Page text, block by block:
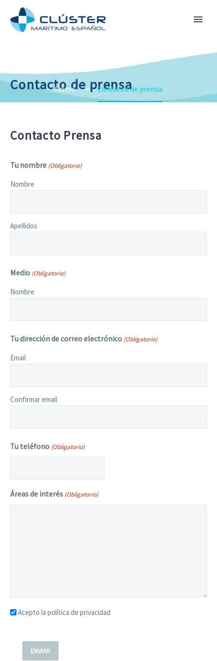
Contacto de prensa
Home Contacto de prensa
Contacto Prensa
Tu nombre (Obligatorio)
Nombre
Apellidos
Medio (Obligatorio)
Nombre
Tu dirección de correo electrónico (Obligatorio)
Email
Confirmar email
Tu teléfono (Obligatorio)
Áreas de interés (Obligatorio)
Acepto la política de privacidad